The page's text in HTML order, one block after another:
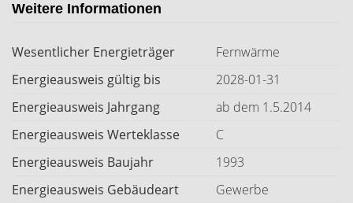
Weitere Informationen
Wesentlicher Energieträger
Fernwärme
Energieausweis gültig bis
2028-01-31
Energieausweis Jahrgang
ab dem 1.5.2014
Energieausweis Werteklasse
C
Energieausweis Baujahr
1993
Energieausweis Gebäudeart
Gewerbe